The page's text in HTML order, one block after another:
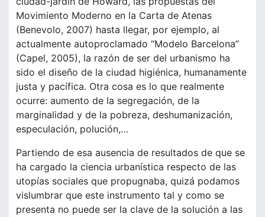
Movimiento Moderno en la Carta de Atenas
(Benevolo, 2007) hasta llegar, por ejemplo, al
actualmente autoproclamado “Modelo Barcelona”
(Capel, 2005), la razón de ser del urbanismo ha
sido el diseño de la ciudad higiénica, humanamente
justa y pacífica. Otra cosa es lo que realmente
ocurre: aumento de la segregación, de la
marginalidad y de la pobreza, deshumanización,
especulación, polución,…
Partiendo de esa ausencia de resultados de que se
ha cargado la ciencia urbanística respecto de las
utopías sociales que propugnaba, quizá podamos
vislumbrar que este instrumento tal y como se
presenta no puede ser la clave de la solución a las